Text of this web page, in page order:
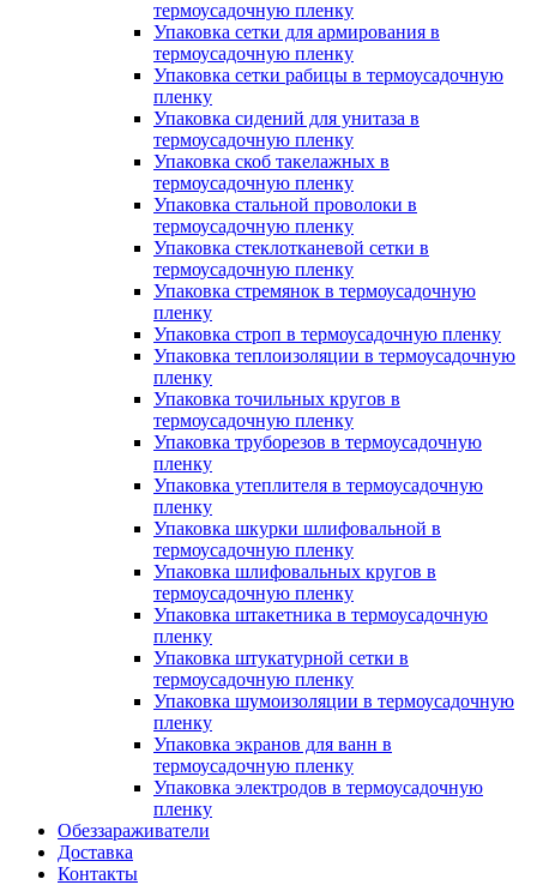
термоусадочную пленку
Упаковка сетки для армирования в
термоусадочную пленку
Упаковка сетки рабицы в термоусадочную
пленку
Упаковка сидений для унитаза в
термоусадочную пленку
Упаковка скоб такелажных в
термоусадочную пленку
Упаковка стальной проволоки в
термоусадочную пленку
Упаковка стеклотканевой сетки в
термоусадочную пленку
Упаковка стремянок в термоусадочную
пленку
Упаковка строп в термоусадочную пленку
Упаковка теплоизоляции в термоусадочную
пленку
Упаковка точильных кругов в
термоусадочную пленку
Упаковка труборезов в термоусадочную
пленку
Упаковка утеплителя в термоусадочную
пленку
Упаковка шкурки шлифовальной в
термоусадочную пленку
Упаковка шлифовальных кругов в
термоусадочную пленку
Упаковка штакетника в термоусадочную
пленку
Упаковка штукатурной сетки в
термоусадочную пленку
Упаковка шумоизоляции в термоусадочную
пленку
Упаковка экранов для ванн в
термоусадочную пленку
Упаковка электродов в термоусадочную
пленку
Обеззараживатели
Доставка
Контакты